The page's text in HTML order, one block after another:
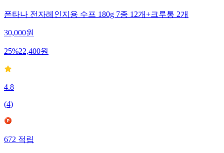
폰타나 전자레인지용 수프 180g 7종 12개+크루통 2개
30,000원
25%22,400원
4.8
(4)
672적립